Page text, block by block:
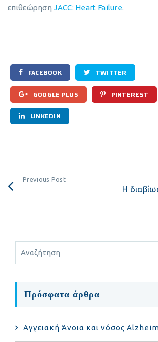
επιθεώρησηJACC: Heart Failure.
FACEBOOK TWITTER
GOOGLE PLUS PINTEREST
LINKEDIN
Previous Post
Η
Πρόσφατα άρθρα
Αγγειακή Άνοια και νόσος